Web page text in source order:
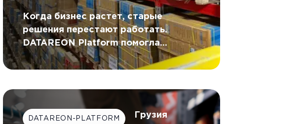
Когда бизнес растет, старые
решения перестают работать.
DATAREON Platform помогла
успешно интегрировать WMS с
двумя КИС компании G.Lauf,
данные в режиме реального времени.
DATAREON-PLATFORM Грузия